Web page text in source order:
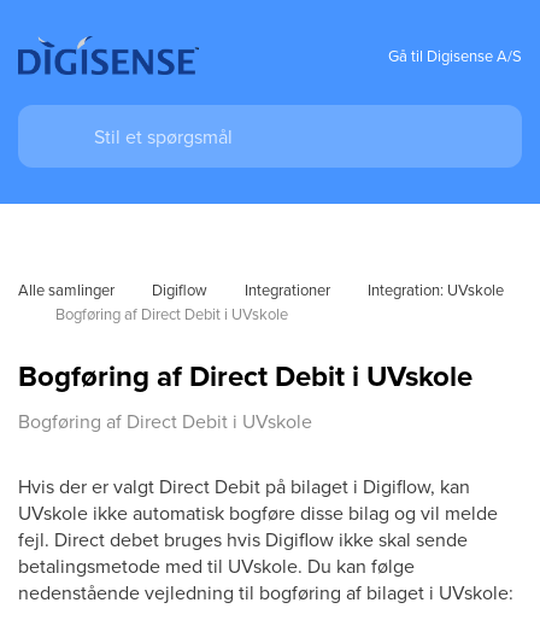
Gå til Digisense A/S
Alle samlinger Digiflow Integrationer
Integration: UVskole
Bogføring af Direct Debit i UVskole
Bogføring af Direct Debit i UVskole
Bogføring af Direct Debit i UVskole
Hvis der er valgt Direct Debit på bilaget i Digiflow, kan
UVskole ikke automatisk bogføre disse bilag og vil melde
fejl. Direct debet bruges hvis Digiflow ikke skal sende
betalingsmetode med til UVskole. Du kan følge
nedenstående vejledning til bogføring af bilaget i UVskole: